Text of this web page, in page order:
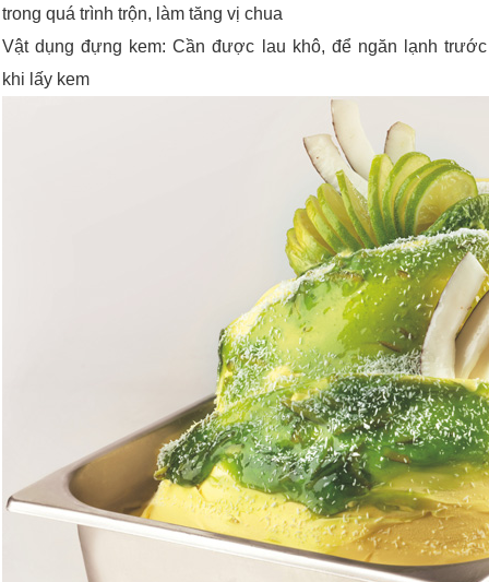
trong quá trình trộn, làm tăng vị chua
Vật dụng đựng kem: Cần được lau khô, để ngăn lạnh trước
khi lấy kem